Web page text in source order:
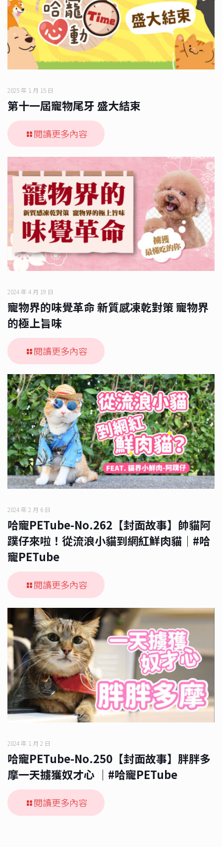
2025 年 1 月 15 日
第十一屆寵物尾牙 盛大結束
閱讀更多內容
2024 年 4 月 19 日
寵物界的味覺革命 新質感凍乾對策 寵物界
的極上旨味
閱讀更多內容
2024 年 2 月 6 日
哈寵PETube-No.262【封面故事】帥貓阿
蹼仔來啦！從流浪小貓到網紅鮮肉貓｜#哈
寵PETube
閱讀更多內容
2024 年 1 月 2 日
哈寵PETube-No.250【封面故事】胖胖多
摩一天擄獲奴才心 ｜#哈寵PETube
閱讀更多內容